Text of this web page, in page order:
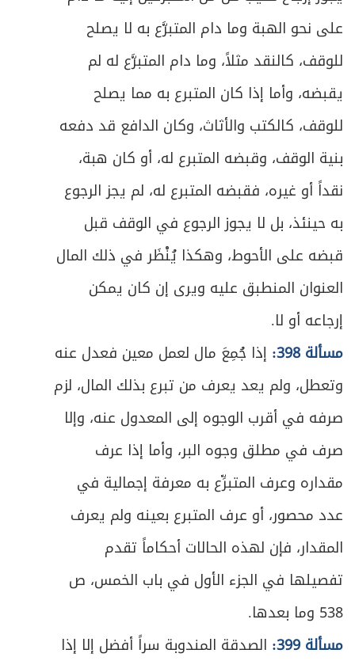
على نحو الهبة وما دام المتبرَّع به لا يصلح
للوقف، كالنقد مثلاً، وما دام المتبرَّع له لم
يقبضه، وأما إذا كان المتبرع به مما يصلح
للوقف، كالكتب والأثاث، وكان الدافع قد دفعه
بنية الوقف، وقبضه المتبرع له، أو كان هبة،
نقداً أو غيره، فقبضه المتبرع له، لم يجز الرجوع
به حينئذ، بل لا يجوز الرجوع في الوقف قبل
قبضه على الأحوط، وهكذا يُنْظَر في ذلك المال
العنوان المنطبق عليه ويرى إن كان يمكن
إرجاعه أو لا.
مسألة 398:
إذا جُمِعَ مال لعمل معين فعدل عنه
وتعطل، ولم يعد يعرف من تبرع بذلك المال، لزم
صرفه في أقرب الوجوه إلى المعدول عنه، وإلا
صرف في مطلق وجوه البر، وأما إذا عرف
مقداره وعرف المتبرِّع به معرفة إجمالية في
عدد محصور، أو عرف المتبرع بعينه ولم يعرف
المقدار، فإن لهذه الحالات أحكاماً تقدم
تفصيلها في الجزء الأول في باب الخمس، ص
538 وما بعدها.
مسألة 399:
الصدقة المندوبة سراً أفضل إلا إذا
ص
452 المبحث الثالث ـ في شروط العوضين
461 المبحث الرابع ـ في التسليم والقبض
ص
465 المبحث الخامس ـ في اللزوم والفسخ
466
ص
468 الثاني ـ خيار الحيوان
ص
469 الثالث ـ خيار التأخير
472 الرابع ـ خيار تخلف الوصف (الرؤية)
ص
474 الخامس ـ خيار تخلف الشرط
ص480 السادس ـ خيار الشرط
485 السابع ـ خيار الغبن
ص
493 الثامن ـ خيار العيب
ص
498 التاسع ـ خيار تبعض الصفقة
503 المطلب الثاني ـ في الإقالة
ص
505 الفصل الثاني في المثمن
507 المبحث الأول ـ في بيع الثمار